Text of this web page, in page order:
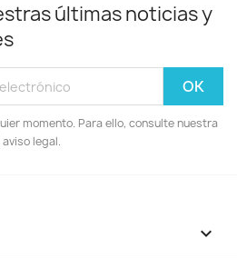
últimas noticias y
momento. Para ello, consulte nuestra
legal.
